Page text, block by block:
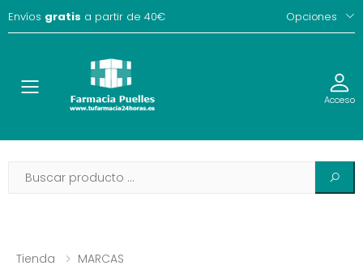
Envíos gratis a partir de 40€ Opciones
Toggle Acceso
Tienda MARCAS